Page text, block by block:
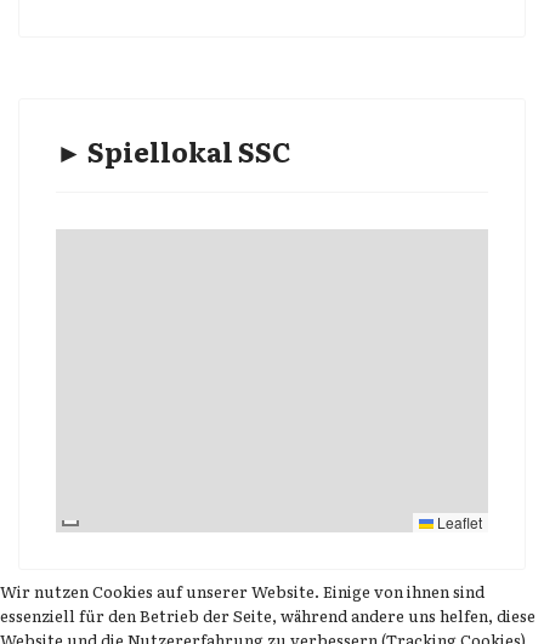
► Spiellokal SSC
Leaflet
Wir nutzen Cookies auf unserer Website. Einige von ihnen sind
essenziell für den Betrieb der Seite, während andere uns helfen, diese